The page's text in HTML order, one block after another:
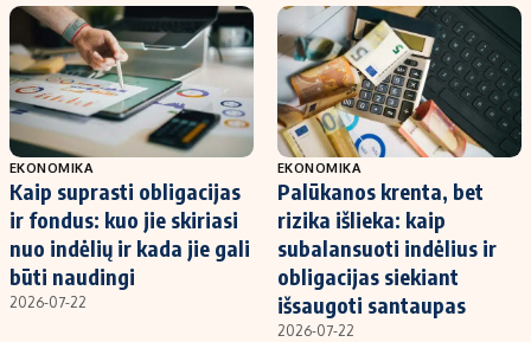
EKONOMIKA
Kaip suprasti obligacijas
ir fondus: kuo jie skiriasi
nuo indėlių ir kada jie gali
būti naudingi
2026-07-22
EKONOMIKA
Palūkanos krenta, bet
rizika išlieka: kaip
subalansuoti indėlius ir
obligacijas siekiant
išsaugoti santaupas
2026-07-22